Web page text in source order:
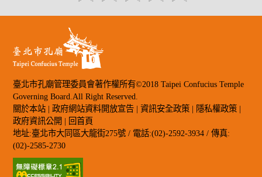
臺北市孔廟管理委員會著作權所有©2018 Taipei Confucius Temple
Governing Board.All Right Reserved.
關於本站 | 政府網站資料開放宣告 |資訊安全政策 | 隱私權政策 |
政府資訊公開 | 回首頁
地址:臺北市大同區大龍街275號 / 電話:(02)-2592-3934 / 傳真:
(02)-2585-2730